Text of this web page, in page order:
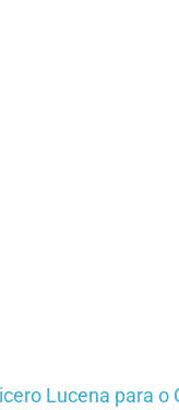
Lucena para o